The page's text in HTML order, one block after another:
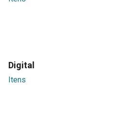
Digital
Itens